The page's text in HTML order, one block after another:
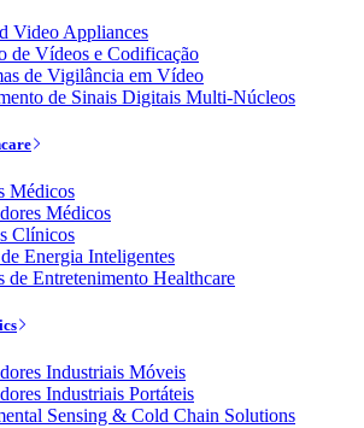
Video Appliances
de Vídeos e Codificação
de Vigilância em Vídeo
de Sinais Digitais Multi-Núcleos
Médicos
Médicos
Clínicos
Energia Inteligentes
de Entretenimento Healthcare
Industriais Móveis
Industriais Portáteis
Sensing & Cold Chain Solutions